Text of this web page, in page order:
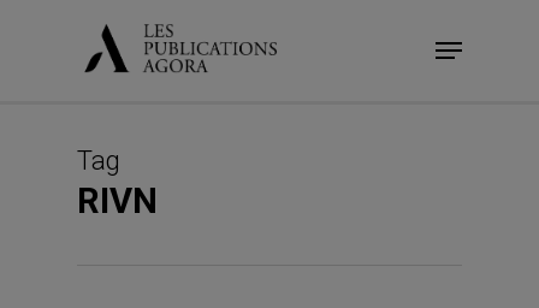
Menu
Tag
RIVN